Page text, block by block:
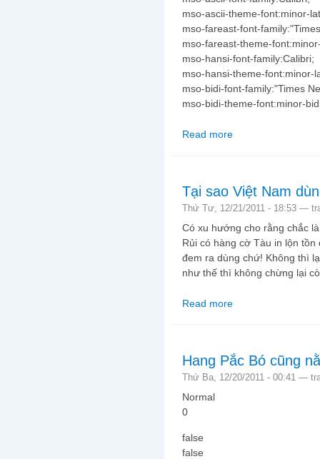
mso-ascii-theme-font:minor-
mso-fareast-font-
mso-fareast-theme-
mso-hansi-font-family:Calibri;
mso-hansi-theme-font:minor-
mso-bidi-font-family:"Times
mso-bidi-theme-font:minor-
Read more
Tại sao Việt Nam
Thứ Tư, 12/21/2011 - 18:53 —
Có xu hướng cho rằng chắc
Rủi có hàng cờ Tàu in lộn
đem ra dùng chứ! Không thì
như thế thì không chừng lại
Read more
Hang Pắc Bó cũng
Thứ Ba, 12/20/2011 - 00:41 —
Normal
0
false
false